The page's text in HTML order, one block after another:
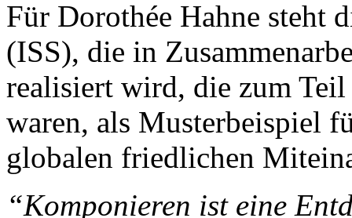
Für Dorothée Hahne steht
(ISS), die in
realisiert wird, die zum
waren, als Musterbeispiel
globalen friedlichen
“Komponieren ist eine